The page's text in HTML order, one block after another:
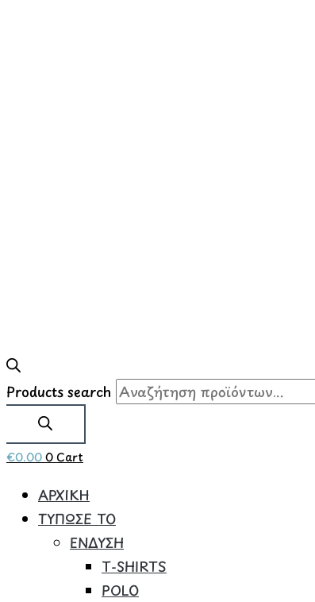
Products search
€0.000 Cart
ΑΡΧΙΚΗ
ΤΥΠΩΣΕ ΤΟ
ΕΝΔΥΣΗ
Τ-SHIRTS
POLO